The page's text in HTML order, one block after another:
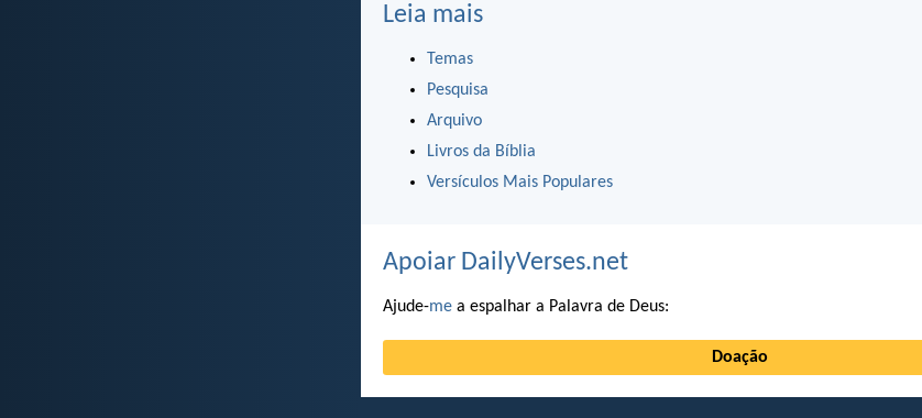
Leia mais
Temas
Pesquisa
Arquivo
Livros da Bíblia
Versículos Mais Populares
Apoiar DailyVerses.net
Ajude-me a espalhar a Palavra de Deus:
Doação